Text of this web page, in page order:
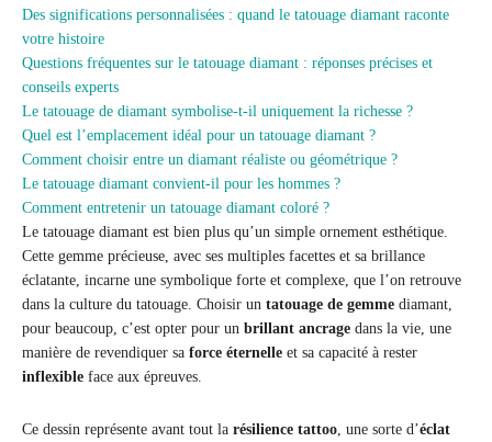
Des significations personnalisées : quand le tatouage diamant raconte
votre histoire
Questions fréquentes sur le tatouage diamant : réponses précises et
conseils experts
Le tatouage de diamant symbolise-t-il uniquement la richesse ?
Quel est l’emplacement idéal pour un tatouage diamant ?
Comment choisir entre un diamant réaliste ou géométrique ?
Le tatouage diamant convient-il pour les hommes ?
Comment entretenir un tatouage diamant coloré ?
Le tatouage diamant est bien plus qu’un simple ornement esthétique.
Cette gemme précieuse, avec ses multiples facettes et sa brillance
éclatante, incarne une symbolique forte et complexe, que l’on retrouve
dans la culture du tatouage. Choisir un tatouage de gemme diamant,
pour beaucoup, c’est opter pour un brillant ancrage dans la vie, une
manière de revendiquer sa force éternelle et sa capacité à rester
inflexible face aux épreuves.
Ce dessin représente avant tout la résilience tattoo , une sorte d’éclat